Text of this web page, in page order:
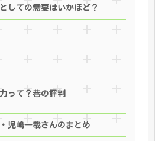
しての需要はいかほど？
って？巷の評判
児嶋一哉さんのまとめ